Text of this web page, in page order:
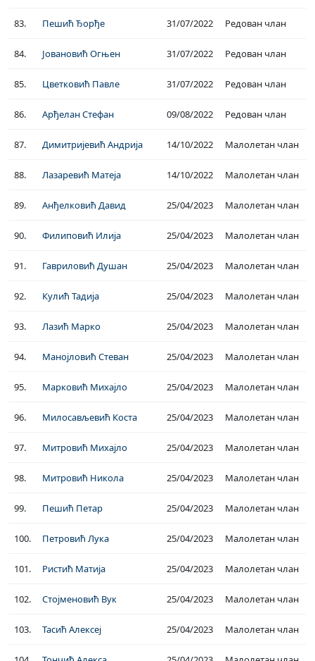
83. Пешић Ђорђе 31/07/2022 Редован члан
84. Јовановић Огњен 31/07/2022 Редован члан
85. Цветковић Павле 31/07/2022 Редован члан
86. Арђелан Стефан 09/08/2022 Редован члан
87. Димитријевић Андрија 14/10/2022 Малолетан члан
88. Лазаревић Матеја 14/10/2022 Малолетан члан
89. Анђелковић Давид 25/04/2023 Малолетан члан
90. Филиповић Илија 25/04/2023 Малолетан члан
91. Гавриловић Душан 25/04/2023 Малолетан члан
92. Кулић Тадија 25/04/2023 Малолетан члан
93. Лазић Марко 25/04/2023 Малолетан члан
94. Манојловић Стеван 25/04/2023 Малолетан члан
95. Марковић Михајло 25/04/2023 Малолетан члан
96. Милосављевић Коста 25/04/2023 Малолетан члан
97. Митровић Михајло 25/04/2023 Малолетан члан
98. Митровић Никола 25/04/2023 Малолетан члан
99. Пешић Петар 25/04/2023 Малолетан члан
100. Петровић Лука 25/04/2023 Малолетан члан
101. Ристић Матија 25/04/2023 Малолетан члан
102. Стојменовић Вук 25/04/2023 Малолетан члан
103. Тасић Алексеј 25/04/2023 Малолетан члан